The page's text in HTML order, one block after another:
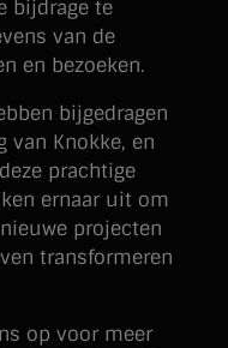
bijdrage te
van de
en bezoeken.
bijgedragen
van Knokke, en
prachtige
ernaar uit om
projecten
transformeren
op voor meer